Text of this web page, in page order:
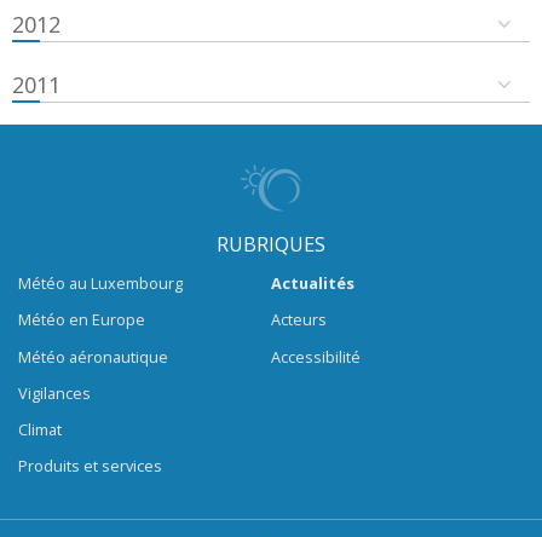
2012
2011
RUBRIQUES
Météo au Luxembourg
Météo en Europe
Météo aéronautique
Vigilances
Climat
Produits et services
Actualités
Acteurs
Accessibilité